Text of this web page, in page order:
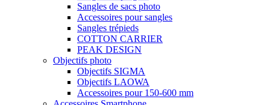
Sangles de sacs photo
Accessoires pour sangles
Sangles trépieds
COTTON CARRIER
PEAK DESIGN
Objectifs photo
Objectifs SIGMA
Objectifs LAOWA
Accessoires pour 150-600 mm